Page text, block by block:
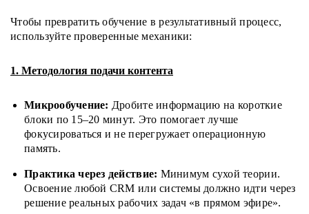
Чтобы превратить обучение в результативный процесс,
используйте проверенные механики:
1. Методология подачи контента
Микрообучение: Дробите информацию на короткие
блоки по 15–20 минут. Это помогает лучше
фокусироваться и не перегружает операционную
память.
Практика через действие: Минимум сухой теории.
Освоение любой CRM или системы должно идти через
решение реальных рабочих задач «в прямом эфире».